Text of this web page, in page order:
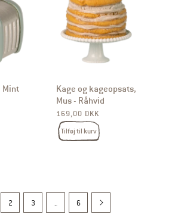
Mint
Kage og kageopsats,
Mus - Råhvid
Normalpris
169,00 DKK
Tilføj til kurv
2 3 … 6